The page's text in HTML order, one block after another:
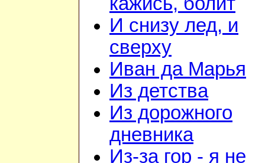
И снизу лед, и
сверху
Иван да Марья
Из детства
Из дорожного
дневника
Из-за гор - я не